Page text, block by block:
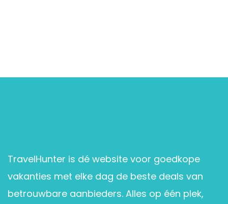
TravelHunter is dé website voor goedkope
vakanties met elke dag de beste deals van
betrouwbare aanbieders. Alles op één plek,